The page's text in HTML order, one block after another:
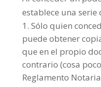
establece una serie
Sólo quien
puede obtener
que en el propio
contrario (cosa
Reglamento